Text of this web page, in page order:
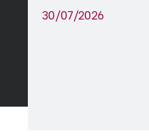
30/07/2026